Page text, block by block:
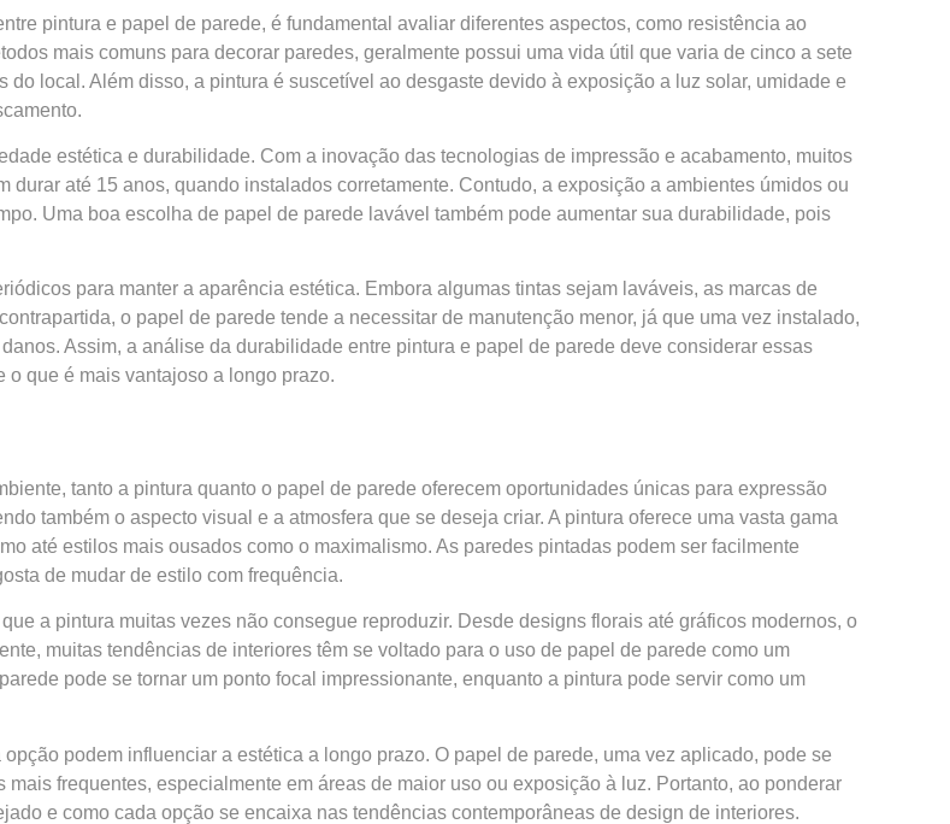
pintura e papel de parede, é fundamental avaliar diferentes aspectos, como resistência ao
mais comuns para decorar paredes, geralmente possui uma vida útil que varia de cinco a sete
local. Além disso, a pintura é suscetível ao desgaste devido à exposição a luz solar, umidade e
estética e durabilidade. Com a inovação das tecnologias de impressão e acabamento, muitos
até 15 anos, quando instalados corretamente. Contudo, a exposição a ambientes úmidos ou
Uma boa escolha de papel de parede lavável também pode aumentar sua durabilidade, pois
para manter a aparência estética. Embora algumas tintas sejam laváveis, as marcas de
o papel de parede tende a necessitar de manutenção menor, já que uma vez instalado,
Assim, a análise da durabilidade entre pintura e papel de parede deve considerar essas
que é mais vantajoso a longo prazo.
tanto a pintura quanto o papel de parede oferecem oportunidades únicas para expressão
também o aspecto visual e a atmosfera que se deseja criar. A pintura oferece uma vasta gama
até estilos mais ousados como o maximalismo. As paredes pintadas podem ser facilmente
de mudar de estilo com frequência.
a pintura muitas vezes não consegue reproduzir. Desde designs florais até gráficos modernos, o
muitas tendências de interiores têm se voltado para o uso de papel de parede como um
pode se tornar um ponto focal impressionante, enquanto a pintura pode servir como um
podem influenciar a estética a longo prazo. O papel de parede, uma vez aplicado, pode se
frequentes, especialmente em áreas de maior uso ou exposição à luz. Portanto, ao ponderar
e como cada opção se encaixa nas tendências contemporâneas de design de interiores.